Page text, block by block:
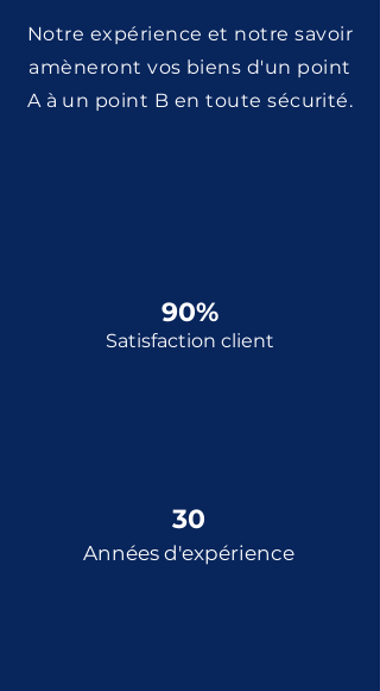
Notre expérience et notre savoir
amèneront vos biens d'un point
A à un point B en toute sécurité.
90%
Satisfaction client
30
Années d'expérience